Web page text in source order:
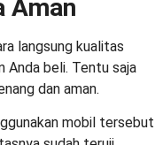
Aman
langsung kualitas
Anda beli. Tentu saja
dan aman.
mobil tersebut